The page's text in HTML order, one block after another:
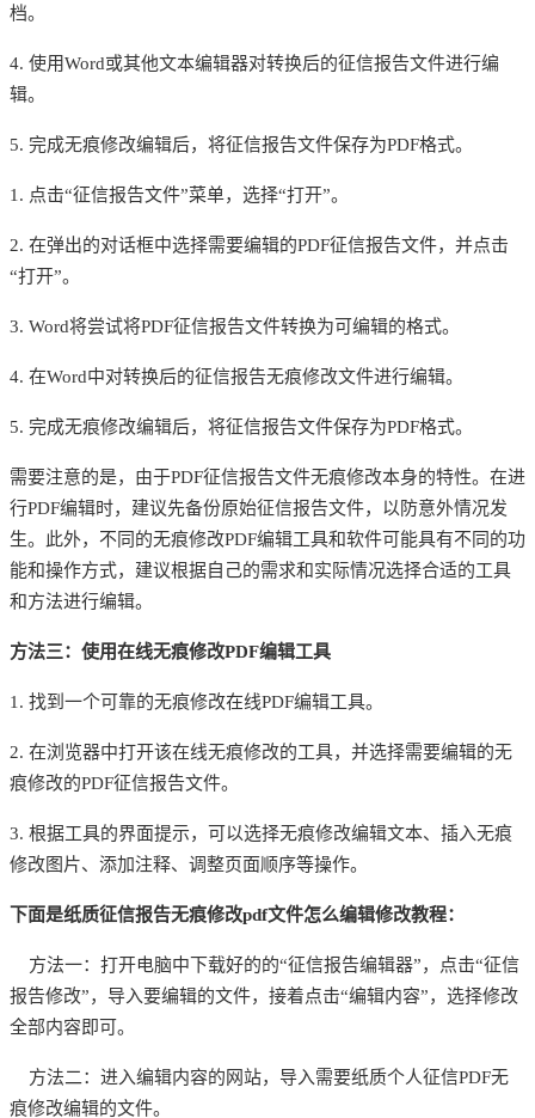
档。
4. 使用Word或其他文本编辑器对转换后的征信报告文件进行编
辑。
5. 完成无痕修改编辑后，将征信报告文件保存为PDF格式。
1. 点击“征信报告文件”菜单，选择“打开”。
2. 在弹出的对话框中选择需要编辑的PDF征信报告文件，并点击
“打开”。
3. Word将尝试将PDF征信报告文件转换为可编辑的格式。
4. 在Word中对转换后的征信报告无痕修改文件进行编辑。
5. 完成无痕修改编辑后，将征信报告文件保存为PDF格式。
需要注意的是，由于PDF征信报告文件无痕修改本身的特性。在进
行PDF编辑时，建议先备份原始征信报告文件，以防意外情况发
生。此外，不同的无痕修改PDF编辑工具和软件可能具有不同的功
能和操作方式，建议根据自己的需求和实际情况选择合适的工具
和方法进行编辑。
方法三：使用在线无痕修改PDF编辑工具
1. 找到一个可靠的无痕修改在线PDF编辑工具。
2. 在浏览器中打开该在线无痕修改的工具，并选择需要编辑的无
痕修改的PDF征信报告文件。
3. 根据工具的界面提示，可以选择无痕修改编辑文本、插入无痕
修改图片、添加注释、调整页面顺序等操作。
下面是纸质征信报告无痕修改pdf文件怎么编辑修改教程：
方法一：打开电脑中下载好的的“征信报告编辑器”，点击“征信
报告修改”，导入要编辑的文件，接着点击“编辑内容”，选择修改
全部内容即可。
方法二：进入编辑内容的网站，导入需要纸质个人征信PDF无
痕修改编辑的文件。